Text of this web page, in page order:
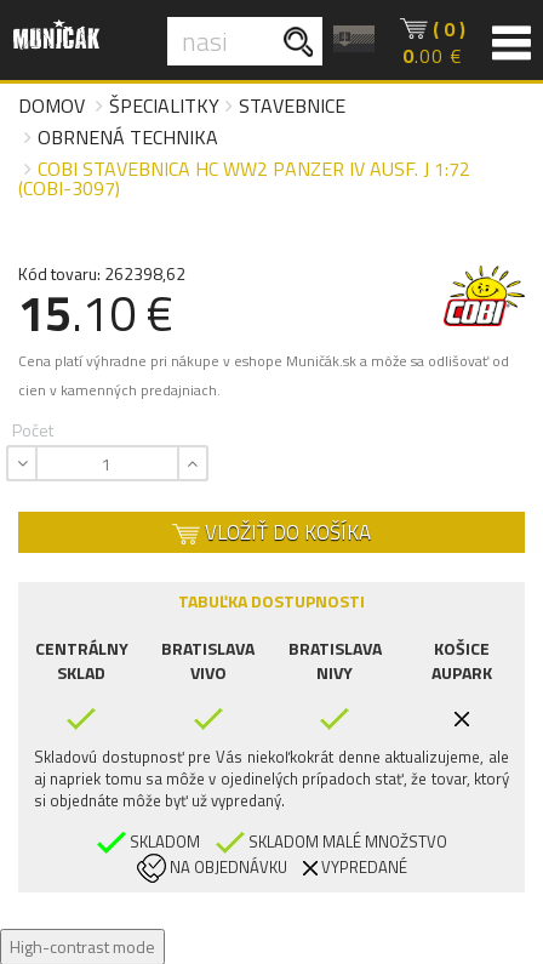
( 0 )
0.00 €
DOMOV
ŠPECIALITKY
STAVEBNICE
OBRNENÁ TECHNIKA
COBI STAVEBNICA HC WW2 PANZER IV AUSF. J 1:72
(COBI-3097)
Kód tovaru: 262398,62
15.10 €
Cena platí výhradne pri nákupe v eshope Muničák.sk a môže sa odlišovať od
cien v kamenných predajniach.
Počet
VLOŽIŤ DO KOŠÍKA
TABUĽKA DOSTUPNOSTI
CENTRÁLNY
SKLAD
BRATISLAVA
VIVO
BRATISLAVA
NIVY
KOŠICE
AUPARK
Skladovú dostupnosť pre Vás niekoľkokrát denne aktualizujeme, ale
aj napriek tomu sa môže v ojedinelých prípadoch stať, že tovar, ktorý
si objednáte môže byť už vypredaný.
SKLADOM
SKLADOM MALÉ MNOŽSTVO
NA OBJEDNÁVKU
VYPREDANÉ
High-contrast mode